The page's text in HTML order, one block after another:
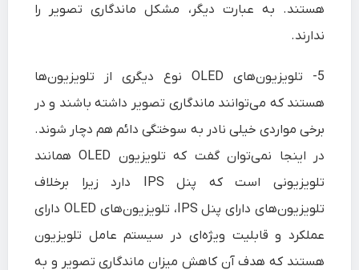
هستند. به عبارت دیگر، مشکل ماندگاری تصویر را
ندارند.
5-
تلویزیون‌های OLED نوع دیگری از تلویزیون‌ها
هستند که می‌توانند ماندگاری تصویر داشته باشند و در
برخی مواردی خیلی نادر به سوختگی دائم هم دچار شوند.
در اینجا نمی‌توان گفت که تلویزیون OLED همانند
تلویزیونی است که پنل IPS دارد زیرا برخلاف
تلویزیون‌های دارای پنل IPS، تلویزیون‌های OLED دارای
عملکرد و قابلیت ویژه‌ای در سیستم عامل تلویزیون
هستند که هدف آن کاهش میزان ماندگاری تصویر و به